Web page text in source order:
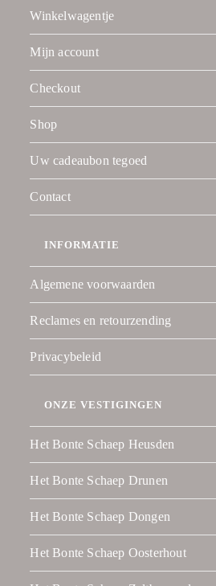
Winkelwagentje
Mijn account
Checkout
Shop
Uw cadeaubon tegoed
Contact
INFORMATIE
Algemene voorwaarden
Reclames en retourzending
Privacybeleid
ONZE VESTIGINGEN
Het Bonte Schaep Heusden
Het Bonte Schaep Drunen
Het Bonte Schaep Dongen
Het Bonte Schaep Oosterhout